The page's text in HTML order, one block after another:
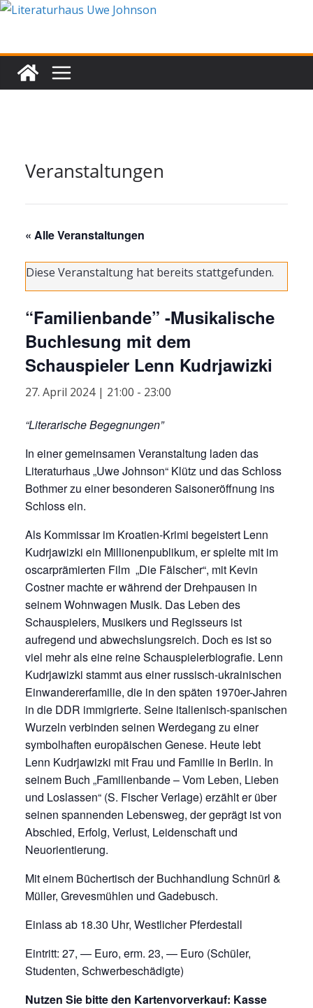
Zum
Veranstaltungen
« Alle Veranstaltungen
Diese Veranstaltung hat bereits stattgefunden.
“Familienbande” -Musikalische
Buchlesung mit dem
Schauspieler Lenn Kudrjawizki
27. April 2024 | 21:00 - 23:00
“Literarische Begegnungen”
In einer gemeinsamen Veranstaltung laden das
Literaturhaus „Uwe Johnson“ Klütz und das Schloss
Bothmer zu einer besonderen Saisoneröffnung ins
Schloss ein.
Als Kommissar im Kroatien-Krimi begeistert Lenn
Kudrjawizki ein Millionenpublikum, er spielte mit im
oscarprämierten Film „Die Fälscher“, mit Kevin
Costner machte er während der Drehpausen in
seinem Wohnwagen Musik. Das Leben des
Schauspielers, Musikers und Regisseurs ist
aufregend und abwechslungsreich. Doch es ist so
viel mehr als eine reine Schauspielerbiografie. Lenn
Kudrjawizki stammt aus einer russisch-ukrainischen
Einwandererfamilie, die in den späten 1970er-Jahren
in die DDR immigrierte. Seine italienisch-spanischen
Wurzeln verbinden seinen Werdegang zu einer
symbolhaften europäischen Genese. Heute lebt
Lenn Kudrjawizki mit Frau und Familie in Berlin. In
seinem Buch „Familienbande – Vom Leben, Lieben
und Loslassen“ (S. Fischer Verlage) erzählt er über
seinen spannenden Lebensweg, der geprägt ist von
Abschied, Erfolg, Verlust, Leidenschaft und
Neuorientierung.
Mit einem Büchertisch der Buchhandlung Schnürl &
Müller, Grevesmühlen und Gadebusch.
Einlass ab 18.30 Uhr, Westlicher Pferdestall
Eintritt: 27, — Euro, erm. 23, — Euro (Schüler,
Studenten, Schwerbeschädigte)
Nutzen Sie bitte den Kartenvorverkauf: Kasse